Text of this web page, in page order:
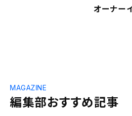
オーナー
編集部おすすめ記事
MAGAZINE